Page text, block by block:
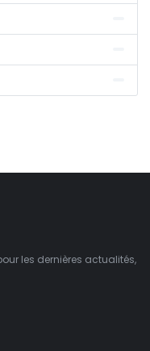
les dernières actualités,